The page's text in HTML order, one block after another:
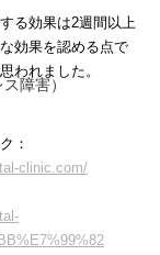
障害）
る効果は2週間以上
効果を認める点で
われました。
：
clinic.com/